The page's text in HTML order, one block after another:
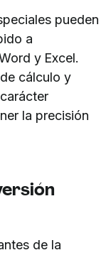
pueden
a
y Excel.
cálculo y
la precisión
de la